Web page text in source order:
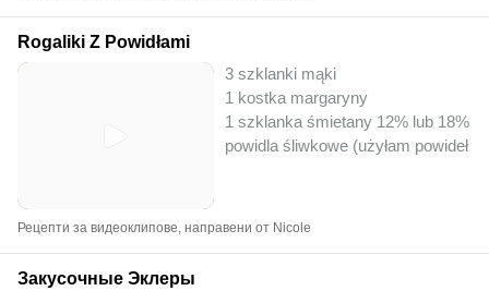
Rogaliki Z Powidłami
3 szklanki mąki
1 kostka margaryny
1 szklanka śmietany 12% lub 18%
powidla śliwkowe (użyłam powideł
Рецепти за видеоклипове, направени от Nicole
Закусочные Эклеры